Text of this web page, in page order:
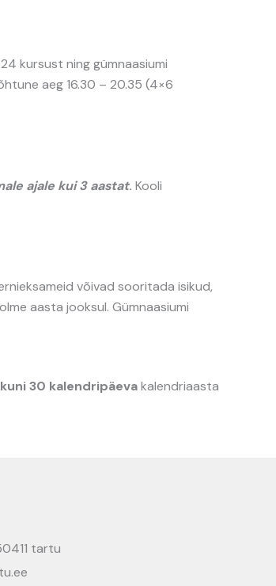
kursust ning gümnaasiumi
aeg 16.30 – 20.35 (4×6
ajale kui 3 aastat. Kooli
võivad sooritada isikud,
aasta jooksul. Gümnaasiumi
kuni 30 kalendripäevakalendriaasta
tartu